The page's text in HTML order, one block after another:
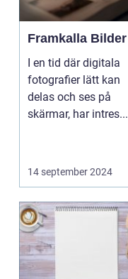
Framkalla Bilder
I en tid där digitala
fotografier lätt kan
delas och ses på
skärmar, har intres...
14 september 2024